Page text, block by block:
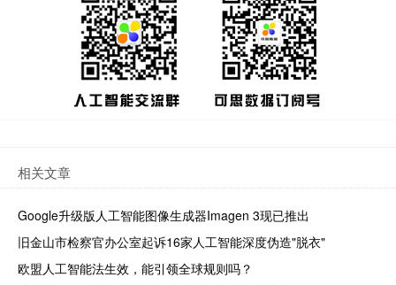
相关文章
Google升级版人工智能图像生成器Imagen 3现已推出
旧金山市检察官办公室起诉16家人工智能深度伪造"脱衣"
欧盟人工智能法生效，能引领全球规则吗？